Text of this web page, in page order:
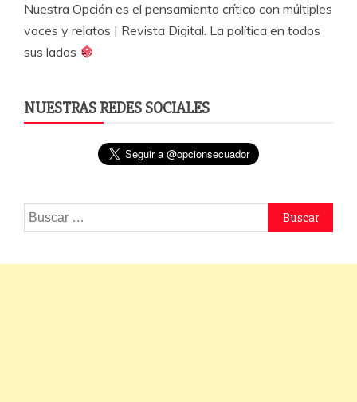
Nuestra Opción es el pensamiento crítico con múltiples
voces y relatos | Revista Digital. La política en todos
sus lados
NUESTRAS REDES SOCIALES
Buscar: